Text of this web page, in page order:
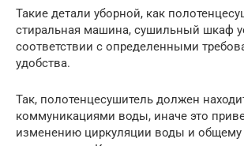
Такие детали уборной, как
стиральная машина, сушильный шкаф
соответствии с определенными
удобства.
Так, полотенцесушитель должен
коммуникациями воды, иначе это
изменению циркуляции воды и